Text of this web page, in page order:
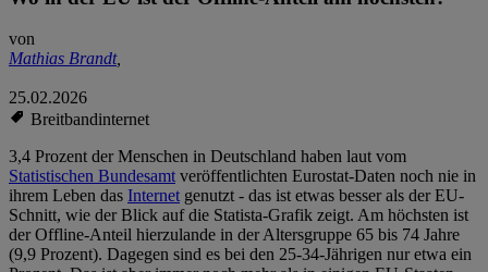
von
Mathias Brandt,
25.02.2026
Breitbandinternet
3,4 Prozent der Menschen in Deutschland haben laut vom
Statistischen Bundesamtveröffentlichten Eurostat-Daten noch nie in
ihrem Leben das Internetgenutzt - das ist etwas besser als der EU-
Schnitt, wie der Blick auf die Statista-Grafik zeigt. Am höchsten ist
der Offline-Anteil hierzulande in der Altersgruppe 65 bis 74 Jahre
(9,9 Prozent). Dagegen sind es bei den 25-34-Jährigen nur etwa ein